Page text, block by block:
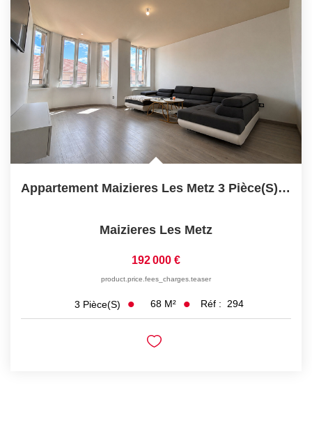
Appartement Maizieres Les Metz 3 Pièce(s) 67.95m2
Maizieres Les Metz
192 000 €
product.price.fees_charges.teaser
3 Pièce(s) 68 M² Réf : 294